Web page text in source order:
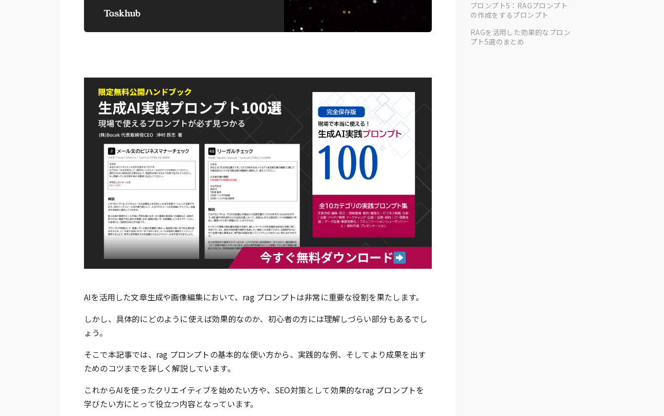
AIを活用した文章生成や画像編集において、rag プロンプトは非常に重要な役割を果たします。
しかし、具体的にどのように使えば効果的なのか、初心者の方には理解しづらい部分もあるでし
ょう。
そこで本記事では、rag プロンプトの基本的な使い方から、実践的な例、そしてより成果を出す
ためのコツまでを詳しく解説しています。
これからAIを使ったクリエイティブを始めたい方や、SEO対策として効果的なrag プロンプトを
学びたい方にとって役立つ内容となっています。
プロンプト5：RAGプロンプト
の作成をするプロンプト
RAGを活用した効果的なプロン
プト5選のまとめ